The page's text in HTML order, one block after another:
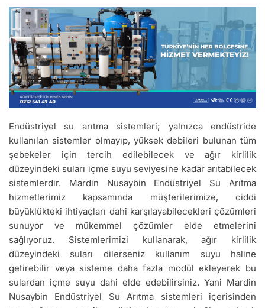
Endüstriyel su arıtma sistemleri; yalnızca endüstride
kullanılan sistemler olmayıp, yüksek debileri bulunan tüm
şebekeler için tercih edilebilecek ve ağır kirlilik
düzeyindeki suları içme suyu seviyesine kadar arıtabilecek
sistemlerdir. Mardin Nusaybin Endüstriyel Su Arıtma
hizmetlerimiz kapsamında müşterilerimize, ciddi
büyüklükteki ihtiyaçları dahi karşılayabilecekleri çözümleri
sunuyor ve mükemmel çözümler elde etmelerini
sağlıyoruz. Sistemlerimizi kullanarak, ağır kirlilik
düzeyindeki suları dilerseniz kullanım suyu haline
getirebilir veya sisteme daha fazla modül ekleyerek bu
sulardan içme suyu dahi elde edebilirsiniz. Yani Mardin
Nusaybin Endüstriyel Su Arıtma sistemleri içerisinden